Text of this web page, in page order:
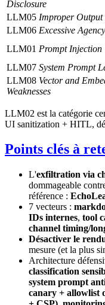
Disclosure
LLM05 Improper
LLM06 Excessive Agency
LLM01 Prompt Injection
LLM07 System Prompt
LLM08 Vector and
Weaknesses
LLM02 est la catégorie
UI sanitization + HITL,
Points clés à
L'exfiltration via
dommageable
référence :
7 vecteurs :
IDs internes, tool
channel timing/
Désactiver le
mesure (et la plus
Architecture
classification
system prompt
canary + allowlist